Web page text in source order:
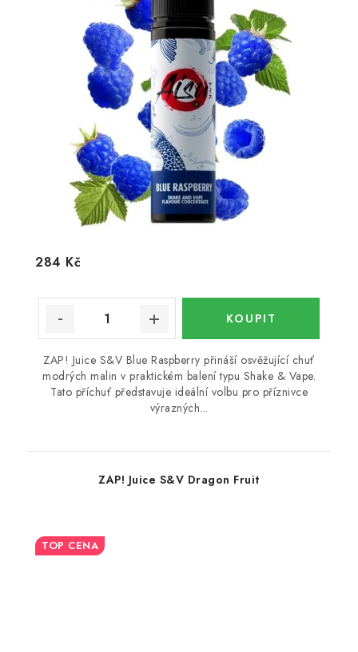
284 Kč
ZAP! Juice S&V Blue Raspberry přináší osvěžující chuť
modrých malin v praktickém balení typu Shake & Vape.
Tato příchuť představuje ideální volbu pro příznivce
výrazných...
ZAP! Juice S&V Dragon Fruit
TOP CENA